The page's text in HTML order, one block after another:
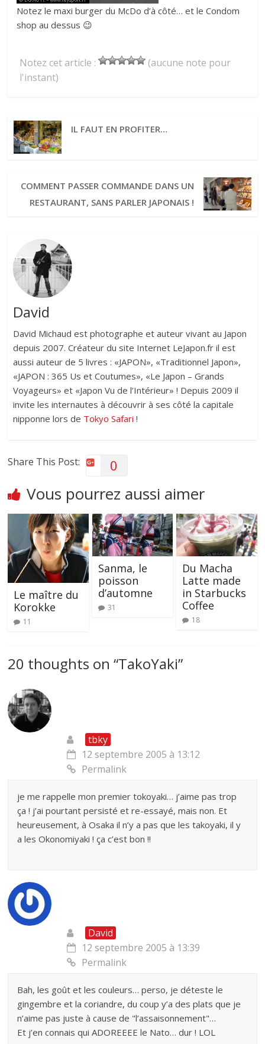
Notez le maxi burger du McDo d’à côté… et le Condom
shop au dessus 😉
Notez cet article :
(aucune note pour
l'instant)
IL FAUT EN PROFITER…
COMMENT PASSER COMMANDE DANS UN
RESTAURANT, SANS PARLER JAPONAIS !
David
David Michaud est photographe et auteur vivant au Japon
depuis 2007. Créateur du site Internet LeJapon.fr il est
aussi auteur de 5 livres : «JAPON», «Traditionnel Japon»,
«JAPON : 365 Us et Coutumes», «Le Japon – Grands
Voyageurs» et «Japon Vu de l’Intérieur» ! Depuis 2009 il
invite les internautes à découvrir à ses côté la capitale
nipponne lors de Tokyo Safari !
Share This Post: 0
Vous pourrez aussi aimer
Le maître du
Korokke
11
Sanma, le
poisson
d’automne
31
Du Macha
Latte made
in Starbucks
Coffee
18
20 thoughts on “TakoYaki”
tbky
12 septembre 2005 à 13:12
Permalink
je me rappelle mon premier tokoyaki… j’aime pas trop
ça ! j’ai pourtant persisté et re-essayé, mais non. Et
heureusement, à Osaka il n’y a pas que les takoyaki, il y
a les Okonomiyaki ! ça c’est bon !!
David
12 septembre 2005 à 13:39
Permalink
Bah, les goût et les couleurs… perso, je déteste le
gingembre et la coriandre, du coup y’a des plats que je
n’aime pas juste à cause de "l’assaisonnement"…
Et j’en connais qui ADOREEEE le Nato… dur ! LOL